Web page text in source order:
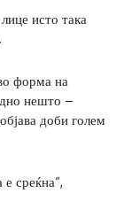
исто така
форма на
нешто –
доби голем
среќна“,